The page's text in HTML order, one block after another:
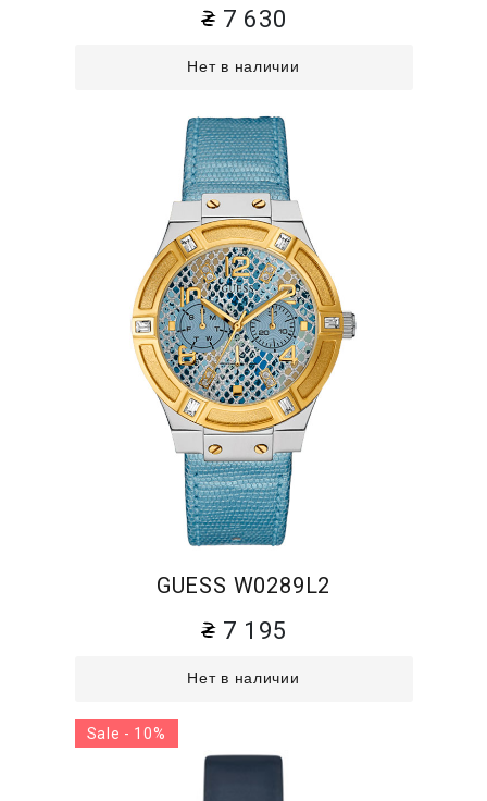
7 630
Нет в наличии
GUESS W0289L2
7 195
Нет в наличии
Sale - 10%